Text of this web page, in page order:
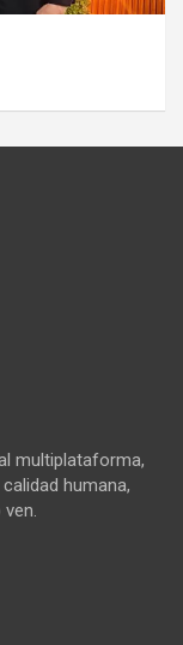
multiplataforma,
humana,